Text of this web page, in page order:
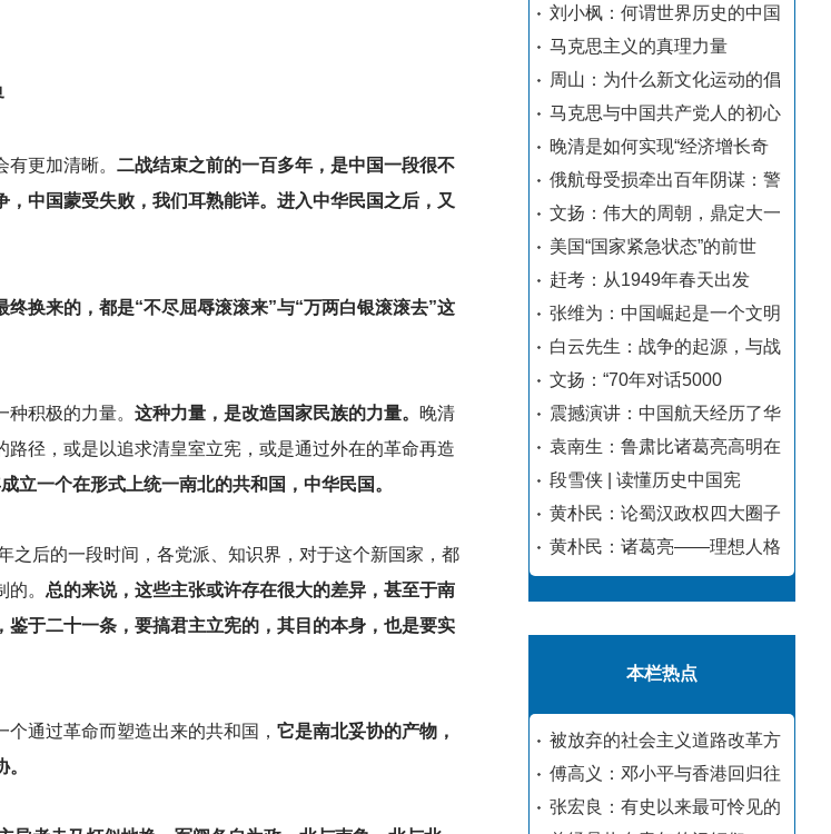
更加清晰。 二战结束之前的一百多年，是中国一段很不
中国蒙受失败，我们耳熟能详。进入中华民国之后，又
换来的，都是“不尽屈辱滚滚来”与“万两白银滚滚去”这
积极的力量。 这种力量，是改造国家民族的力量。 晚清
径，或是以追求清皇室立宪，或是通过外在的革命再造
立一个在形式上统一南北的共和国，中华民国。
之后的一段时间，各党派、知识界，对于这个新国家，都
。 总的来说，这些主张或许存在很大的差异，甚至于南
鉴于二十一条，要搞君主立宪的，其目的本身，也是要实
通过革命而塑造出来的共和国， 它是南北妥协的产物，
刘小枫：何谓世界历史的中国
马克思主义的真理力量
周山：为什么新文化运动的倡
马克思与中国共产党人的初心
晚清是如何实现“经济增长奇
俄航母受损牵出百年阴谋：警
文扬：伟大的周朝，鼎定大一
美国“国家紧急状态”的前世
赶考：从1949年春天出发
张维为：中国崛起是一个文明
白云先生：战争的起源，与战
文扬：“70年对话5000
震撼演讲：中国航天经历了华
袁南生：鲁肃比诸葛亮高明在
段雪侠 | 读懂历史中国宪
黄朴民：论蜀汉政权四大圈子
黄朴民：诸葛亮——理想人格
本栏热点
被放弃的社会主义道路改革方
傅高义：邓小平与香港回归往
张宏良：有史以来最可怜见的